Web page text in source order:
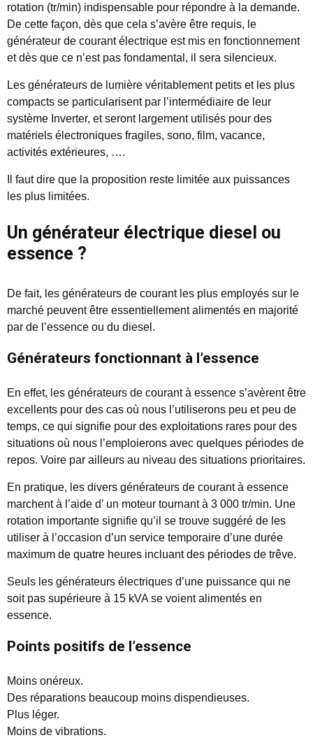
rotation (tr/min) indispensable pour répondre à la demande.
De cette façon, dès que cela s’avère être requis, le
générateur de courant électrique est mis en fonctionnement
et dès que ce n’est pas fondamental, il sera silencieux.
Les générateurs de lumière véritablement petits et les plus
compacts se particularisent par l’intermédiaire de leur
système Inverter, et seront largement utilisés pour des
matériels électroniques fragiles, sono, film, vacance,
activités extérieures, ….
Il faut dire que la proposition reste limitée aux puissances
les plus limitées.
Un générateur électrique diesel ou
essence ?
De fait, les générateurs de courant les plus employés sur le
marché peuvent être essentiellement alimentés en majorité
par de l’essence ou du diesel.
Générateurs fonctionnant à l’essence
En effet, les générateurs de courant à essence s’avèrent être
excellents pour des cas où nous l’utiliserons peu et peu de
temps, ce qui signifie pour des exploitations rares pour des
situations où nous l’emploierons avec quelques périodes de
repos. Voire par ailleurs au niveau des situations prioritaires.
En pratique, les divers générateurs de courant à essence
marchent à l’aide d’ un moteur tournant à 3 000 tr/min. Une
rotation importante signifie qu’il se trouve suggéré de les
utiliser à l’occasion d’un service temporaire d’une durée
maximum de quatre heures incluant des périodes de trêve.
Seuls les générateurs électriques d’une puissance qui ne
soit pas supérieure à 15 kVA se voient alimentés en
essence.
Points positifs de l’essence
Moins onéreux.
Des réparations beaucoup moins dispendieuses.
Plus léger.
Moins de vibrations.